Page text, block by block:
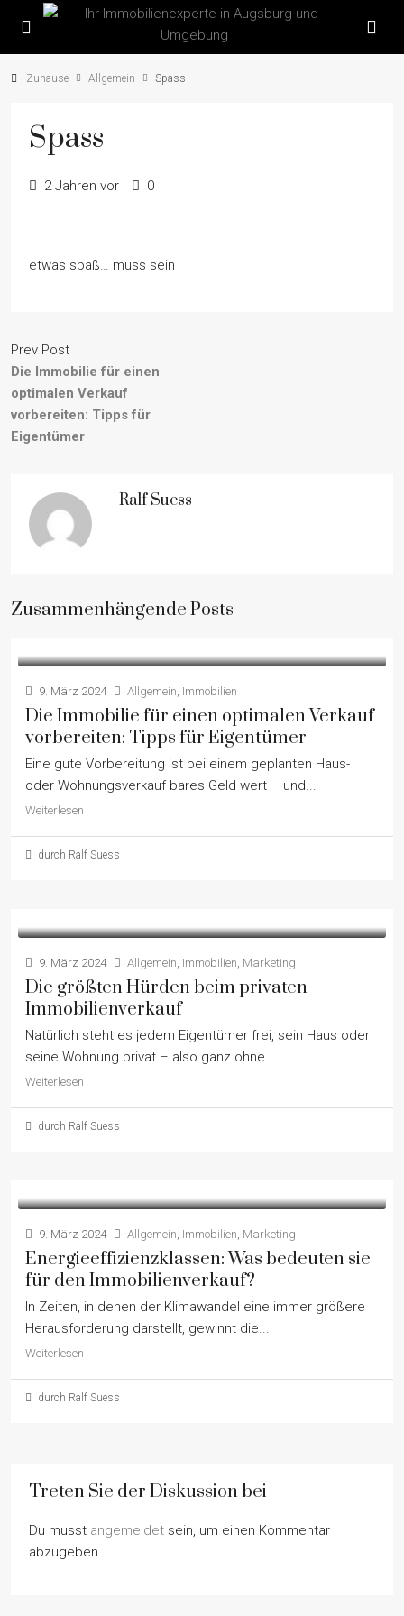
Zuhause Allgemein Spass
Spass
2 Jahren vor 0
etwas spaß… muss sein
Prev Post
Die Immobilie für einen
optimalen Verkauf
vorbereiten: Tipps für
Eigentümer
Ralf Suess
Zusammenhängende Posts
9. März 2024 Allgemein, Immobilien
Die Immobilie für einen optimalen Verkauf
vorbereiten: Tipps für Eigentümer
Eine gute Vorbereitung ist bei einem geplanten Haus-
oder Wohnungsverkauf bares Geld wert – und...
Weiterlesen
durch Ralf Suess
9. März 2024 Allgemein, Immobilien, Marketing
Die größten Hürden beim privaten
Immobilienverkauf
Natürlich steht es jedem Eigentümer frei, sein Haus oder
seine Wohnung privat – also ganz ohne...
Weiterlesen
durch Ralf Suess
9. März 2024 Allgemein, Immobilien, Marketing
Energieeffizienzklassen: Was bedeuten sie
für den Immobilienverkauf?
In Zeiten, in denen der Klimawandel eine immer größere
Herausforderung darstellt, gewinnt die...
Weiterlesen
durch Ralf Suess
Treten Sie der Diskussion bei
Du musst angemeldet sein, um einen Kommentar
abzugeben.